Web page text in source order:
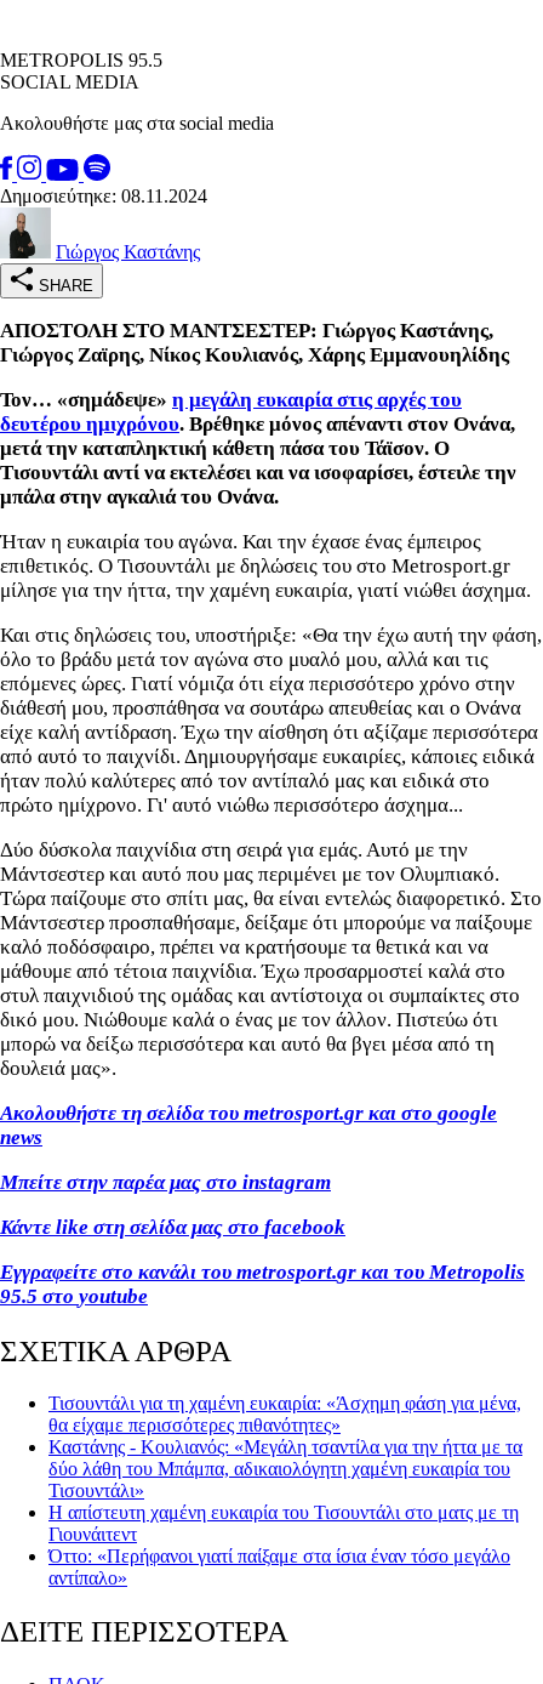
METROPOLIS 95.5
SOCIAL MEDIA
Ακολουθήστε μας στα social media
Δημοσιεύτηκε: 08.11.2024
Γιώργος Καστάνης
SHARE
ΑΠΟΣΤΟΛΗ ΣΤΟ ΜΑΝΤΣΕΣΤΕΡ: Γιώργος Καστάνης,
Γιώργος Ζαϊρης, Νίκος Κουλιανός, Χάρης Εμμανουηλίδης
Τον… «σημάδεψε» η μεγάλη ευκαιρία στις αρχές του
δευτέρου ημιχρόνου. Βρέθηκε μόνος απέναντι στον Ονάνα,
μετά την καταπληκτική κάθετη πάσα του Τάϊσον. Ο
Τισουντάλι αντί να εκτελέσει και να ισοφαρίσει, έστειλε την
μπάλα στην αγκαλιά του Ονάνα.
Ήταν η ευκαιρία του αγώνα. Και την έχασε ένας έμπειρος
επιθετικός. Ο Τισουντάλι με δηλώσεις του στο Metrosport.gr
μίλησε για την ήττα, την χαμένη ευκαιρία, γιατί νιώθει άσχημα.
Και στις δηλώσεις του, υποστήριξε: «Θα την έχω αυτή την φάση,
όλο το βράδυ μετά τον αγώνα στο μυαλό μου, αλλά και τις
επόμενες ώρες. Γιατί νόμιζα ότι είχα περισσότερο χρόνο στην
διάθεσή μου, προσπάθησα να σουτάρω απευθείας και ο Ονάνα
είχε καλή αντίδραση. Έχω την αίσθηση ότι αξίζαμε περισσότερα
από αυτό το παιχνίδι. Δημιουργήσαμε ευκαιρίες, κάποιες ειδικά
ήταν πολύ καλύτερες από τον αντίπαλό μας και ειδικά στο
πρώτο ημίχρονο. Γι' αυτό νιώθω περισσότερο άσχημα...
Δύο δύσκολα παιχνίδια στη σειρά για εμάς. Αυτό με την
Μάντσεστερ και αυτό που μας περιμένει με τον Ολυμπιακό.
Τώρα παίζουμε στο σπίτι μας, θα είναι εντελώς διαφορετικό. Στο
Μάντσεστερ προσπαθήσαμε, δείξαμε ότι μπορούμε να παίξουμε
καλό ποδόσφαιρο, πρέπει να κρατήσουμε τα θετικά και να
μάθουμε από τέτοια παιχνίδια. Έχω προσαρμοστεί καλά στο
στυλ παιχνιδιού της ομάδας και αντίστοιχα οι συμπαίκτες στο
δικό μου. Νιώθουμε καλά ο ένας με τον άλλον. Πιστεύω ότι
μπορώ να δείξω περισσότερα και αυτό θα βγει μέσα από τη
δουλειά μας».
Ακολουθήστε τη σελίδα του metrosport.gr και στο google
news
Μπείτε στην παρέα μας στο instagram
Κάντε like στη σελίδα μας στο facebook
Εγγραφείτε στο κανάλι του metrosport.gr και τουMetropolis
95.5 στο youtube
ΣΧΕΤΙΚΑ ΑΡΘΡΑ
Τισουντάλι για τη χαμένη ευκαιρία: «Άσχημη φάση για μένα,
θα είχαμε περισσότερες πιθανότητες»
Καστάνης - Κουλιανός: «Μεγάλη τσαντίλα για την ήττα με τα
δύο λάθη του Μπάμπα, αδικαιολόγητη χαμένη ευκαιρία του
Τισουντάλι»
Η απίστευτη χαμένη ευκαιρία του Τισουντάλι στο ματς με τη
Γιουνάιτεντ
Όττο: «Περήφανοι γιατί παίξαμε στα ίσια έναν τόσο μεγάλο
αντίπαλο»
ΔΕΙΤΕ ΠΕΡΙΣΣΟΤΕΡΑ